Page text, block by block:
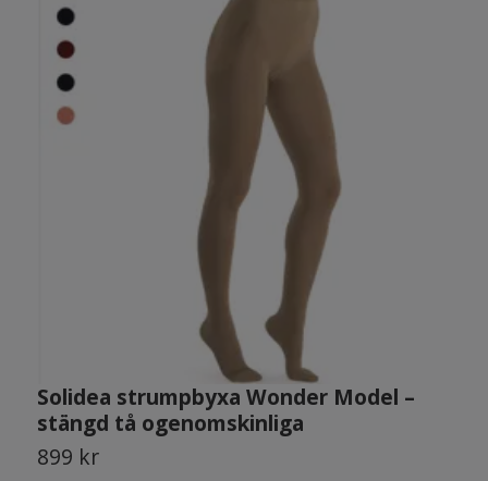
Solidea strumpbyxa Wonder Model –
stängd tå ogenomskinliga
899 kr